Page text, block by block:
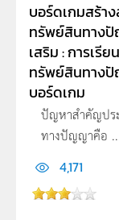
บอร์ดเกมสร้า
ทรัพย์สินทาง
เสริม : การเรีย
ทรัพย์สินทาง
บอร์ดเกม
ปัญหาสำคัญประ
ทางปัญญาคือ
4,171